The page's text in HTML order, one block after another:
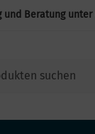
und Beratung unter